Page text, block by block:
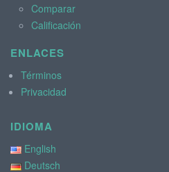
Comparar
Calificación
ENLACES
Términos
Privacidad
IDIOMA
English
Deutsch